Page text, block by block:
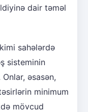
dair təməl
sahələrdə
sisteminin
əsasən,
minimum
mövcud